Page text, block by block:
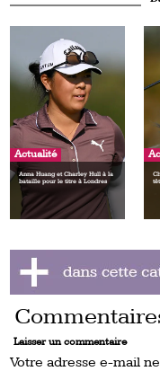
Actualité
Anna Huang et Charley Hull à la
bataille pour le titre à Londres
Laisser un commentaire
Votre adresse e-mail